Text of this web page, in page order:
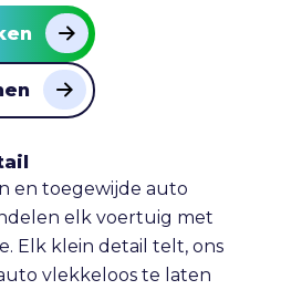
en toegewijde auto
elk voertuig met
Elk klein detail telt, ons
vlekkeloos te laten